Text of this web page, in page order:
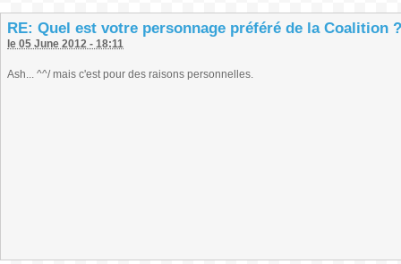
RE: Quel est votre personnage préféré de la Coalition ?
le 05 June 2012 - 18:11
Ash... ^^/ mais c'est pour des raisons personnelles.